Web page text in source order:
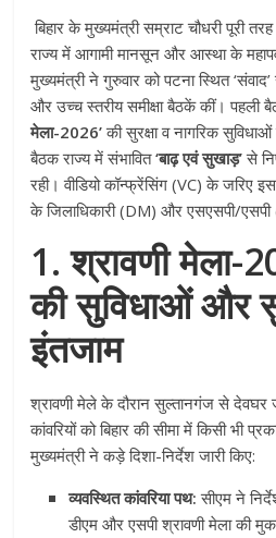
बिहार के मुख्यमंत्री सम्राट चौधरी पूरी
राज्य में आगामी मानसून और आस्था के
मुख्यमंत्री ने गुरुवार को पटना स्थित
और उच्च स्तरीय समीक्षा बैठकें कीं। पहली
मेला-2026’की सुरक्षा व नागरिक
बैठक राज्य में संभावित‘बाढ़ एवं सुखाड़’से
रही। वीडियो कॉन्फ्रेंसिंग (VC) के जरिए
के जिलाधिकारी (DM) और एसएसपी/
1. श्रावणी मेला-
की सुविधाओं और
इंतजाम
श्रावणी मेले के दौरान सुल्तानगंज से देवघर
कांवरियों को बिहार की सीमा में किसी भी
मुख्यमंत्री ने कड़े दिशा-निर्देश जारी किए:
व्यवस्थित कांवरिया पथ: सीएम ने
डीएम और एसपी श्रावणी मेला की